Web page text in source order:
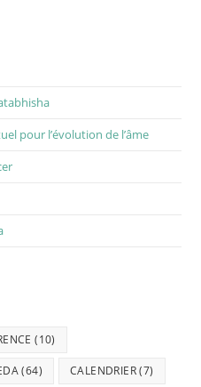
pour l’évolution de l’âme
(10)
(64) CALENDRIER(7)